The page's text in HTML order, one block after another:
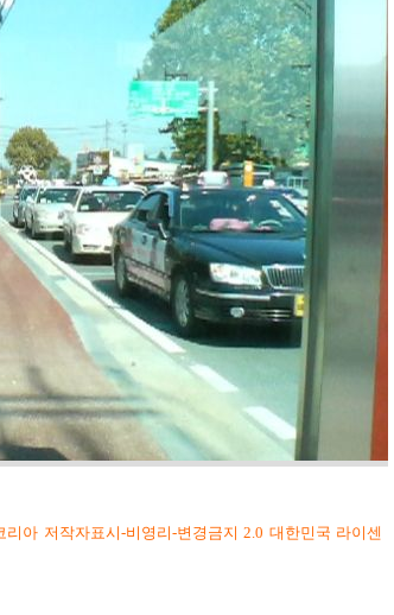
리아 저작자표시-비영리-변경금지 2.0 대한민국 라이센